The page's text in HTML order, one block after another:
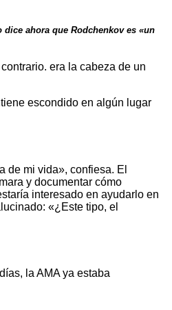
ahora que Rodchenkov es «un
era la cabeza de un
escondido en algún lugar
de mi vida», confiesa. El
y documentar cómo
interesado en ayudarlo en
«¿Este tipo, el
la AMA ya estaba